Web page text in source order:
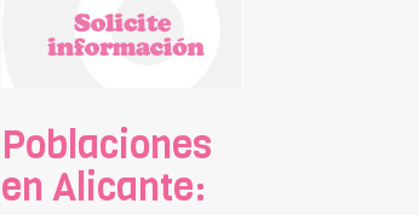
Poblaciones
en Alicante: